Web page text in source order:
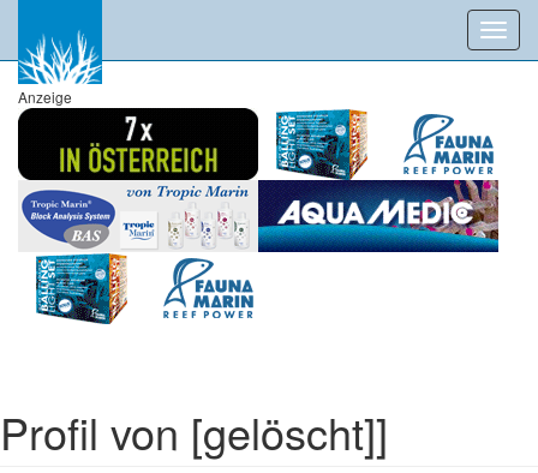
Anzeige
Profil von [gelöscht]]